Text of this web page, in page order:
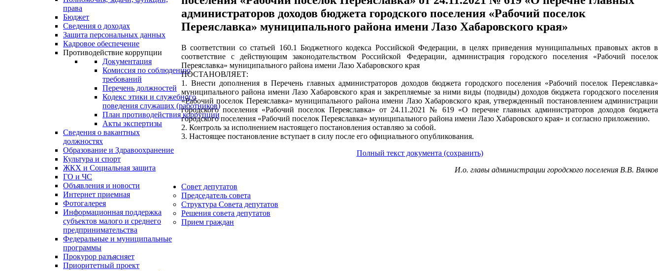
права
Бюджет
Сведения о доходах
Защита персональных данных
Кадровое обеспечение
Противодействие коррупции
Документация
Комиссия по соблюдению
требований
Перечень должностей
Кодекс этики и служебного
поведения служащих (работников)
План противодействия коррупции
Акты экспертизы
Сведения о вакантных
должностях
Образование и Здравоохранение
Культура и спорт
ЖКХ и Социальная защита
ГО и ЧС
Объявления и новости
Интернет приемная
Фотогалерея
Информационная поддержка
субъектов малого и среднего
предпринимательства
Федеральные и муниципальные
программы
Прокурор разъясняет
Приоритетный проект
администраторов доходов бюджета городского поселения «Рабочий поселок
Переяславка» муниципального района имени Лазо Хабаровского края»
В соответствии со статьей 160.1 Бюджетного кодекса Российской Федерации, в целях приведения муниципальных правовых актов в
соответствие с действующим законодательством Российской Федерации, администрация городского поселения «Рабочий поселок
Переяславка» муниципального района имени Лазо Хабаровского края
ПОСТАНОВЛЯЕТ:
1. Внести дополнения в Перечень главных администраторов доходов бюджета городского поселения «Рабочий поселок Переяславка»
муниципального района имени Лазо Хабаровского края и закрепляемые за ними виды (подвиды) доходов бюджета городского поселения
«Рабочий поселок Переяславка» муниципального района имени Лазо Хабаровского края, утвержденный постановлением администрации
городского поселения «Рабочий поселок Переяславка» от 24.11.2021 № 619 «О перечне главных администраторов доходов бюджета
городского поселения «Рабочий поселок Переяславка» муниципального района имени Лазо Хабаровского края» и согласно приложению.
2. Контроль за исполнением настоящего постановления оставляю за собой.
3. Настоящее постановление вступает в силу после его официального опубликования.
Полный текст документа (сохранить)
И.о. главы администрации городского поселения В.В. Вялков
Совет депутатов
Председатель совета
Структура Совета депутатов
Решения совета депутатов
Прием граждан